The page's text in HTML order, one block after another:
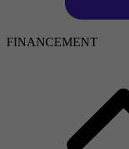
FINANCEMENT